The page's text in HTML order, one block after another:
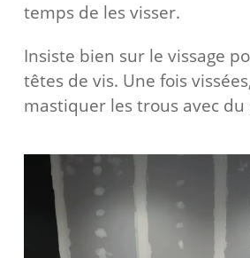
temps de les visser.
Insiste bien sur le vissage
têtes de vis. Une fois
mastiquer les trous avec du